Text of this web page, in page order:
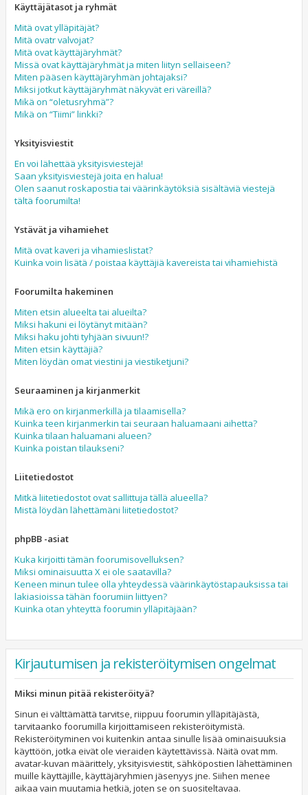
Käyttäjätasot ja ryhmät
Mitä ovat ylläpitäjät?
Mitä ovatr valvojat?
Mitä ovat käyttäjäryhmät?
Missä ovat käyttäjäryhmät ja miten liityn sellaiseen?
Miten pääsen käyttäjäryhmän johtajaksi?
Miksi jotkut käyttäjäryhmät näkyvät eri väreillä?
Mikä on “oletusryhmä”?
Mikä on “Tiimi” linkki?
Yksityisviestit
En voi lähettää yksityisviestejä!
Saan yksityisviestejä joita en halua!
Olen saanut roskapostia tai väärinkäytöksiä sisältäviä viestejä
tältä foorumilta!
Ystävät ja vihamiehet
Mitä ovat kaveri ja vihamieslistat?
Kuinka voin lisätä / poistaa käyttäjiä kavereista tai vihamiehistä
Foorumilta hakeminen
Miten etsin alueelta tai alueilta?
Miksi hakuni ei löytänyt mitään?
Miksi haku johti tyhjään sivuun!?
Miten etsin käyttäjiä?
Miten löydän omat viestini ja viestiketjuni?
Seuraaminen ja kirjanmerkit
Mikä ero on kirjanmerkillä ja tilaamisella?
Kuinka teen kirjanmerkin tai seuraan haluamaani aihetta?
Kuinka tilaan haluamani alueen?
Kuinka poistan tilaukseni?
Liitetiedostot
Mitkä liitetiedostot ovat sallittuja tällä alueella?
Mistä löydän lähettämäni liitetiedostot?
phpBB -asiat
Kuka kirjoitti tämän foorumisovelluksen?
Miksi ominaisuutta X ei ole saatavilla?
Keneen minun tulee olla yhteydessä väärinkäytöstapauksissa tai
lakiasioissa tähän foorumiin liittyen?
Kuinka otan yhteyttä foorumin ylläpitäjään?
Kirjautumisen ja rekisteröitymisen ongelmat
Miksi minun pitää rekisteröityä?
Sinun ei välttämättä tarvitse, riippuu foorumin ylläpitäjästä,
tarvitaanko foorumilla kirjoittamiseen rekisteröitymistä.
Rekisteröityminen voi kuitenkin antaa sinulle lisää ominaisuuksia
käyttöön, jotka eivät ole vieraiden käytettävissä. Näitä ovat mm.
avatar-kuvan määrittely, yksityisviestit, sähköpostien lähettäminen
muille käyttäjille, käyttäjäryhmien jäsenyys jne. Siihen menee
aikaa vain muutamia hetkiä, joten se on suositeltavaa.